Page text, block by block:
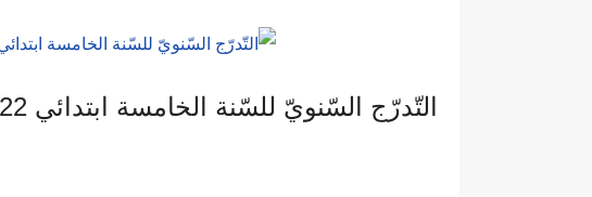
التّدرّج السّنويّ للسّنة الخامسة ابتدائي 2022-2023 word وورد